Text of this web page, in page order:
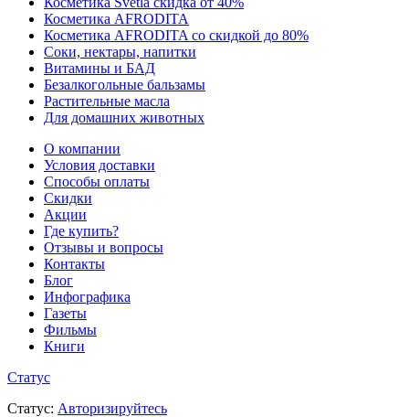
Косметика AFRODITA
Косметика AFRODITA со скидкой до 80%
Соки, нектары, напитки
Витамины и БАД
Безалкогольные бальзамы
Растительные масла
Для домашних животных
О компании
Условия доставки
Способы оплаты
Скидки
Акции
Где купить?
Отзывы и вопросы
Контакты
Блог
Инфографика
Газеты
Фильмы
Книги
Статус
Статус: Авторизируйтесь